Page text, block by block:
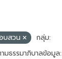
บสวน
กลุ่ม:
มธรรมาภิบาลข้อมูล: